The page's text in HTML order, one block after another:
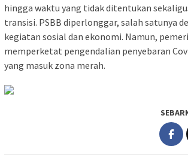
hingga waktu yang tidak ditentukan
transisi. PSBB diperlonggar, salah satunya
kegiatan sosial dan ekonomi. Namun,
memperketat pengendalian penyebaran
yang masuk zona merah.